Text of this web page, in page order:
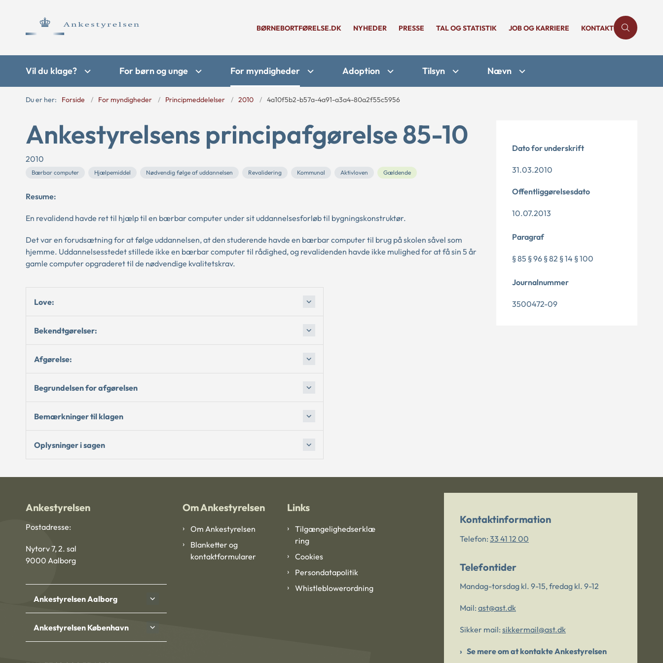
BØRNEBORTFØRELSE.DK NYHEDER PRESSE TAL OG STATISTIK JOB OG KARRIERE KONTAKT
Vil du klage? For børn og unge For myndigheder Adoption Tilsyn Nævn
Du er her: Forside For myndigheder Principmeddelelser 2010 4a10f5b2-b57a-4a91-a3a4-80a2f55c5956
Ankestyrelsens principafgørelse 85-10
2010
Bærbar computer Hjælpemiddel Nødvendig følge af uddannelsen Revalidering Kommunal Aktivloven Gældende
Resume:
En revalidend havde ret til hjælp til en bærbar computer under sit uddannelsesforløb til bygningskonstruktør.
Det var en forudsætning for at følge uddannelsen, at den studerende havde en bærbar computer til brug på skolen såvel som
hjemme. Uddannelsesstedet stillede ikke en bærbar computer til rådighed, og revalidenden havde ikke mulighed for at få sin 5 år
gamle computer opgraderet til de nødvendige kvalitetskrav.
Love:
Bekendtgørelser:
Afgørelse:
Begrundelsen for afgørelsen
Bemærkninger til klagen
Oplysninger i sagen
Dato for underskrift
31.03.2010
Offentliggørelsesdato
10.07.2013
Paragraf
§ 85 § 96 § 82 § 14 § 100
Journalnummer
3500472-09
Ankestyrelsen
Postadresse:
Nytorv 7, 2. sal
9000 Aalborg
Ankestyrelsen Aalborg
Ankestyrelsen København
Om Ankestyrelsen
Om Ankestyrelsen
Blanketter og
kontaktformularer
Links
Tilgængelighedserklæ
ring
Cookies
Persondatapolitik
Whistleblowerordning
Kontaktinformation
Telefon: 33 41 12 00
Telefontider
Mandag-torsdag kl. 9-15, fredag kl. 9-12
Mail: ast@ast.dk
Sikker mail: sikkermail@ast.dk
Se mere om at kontakte Ankestyrelsen